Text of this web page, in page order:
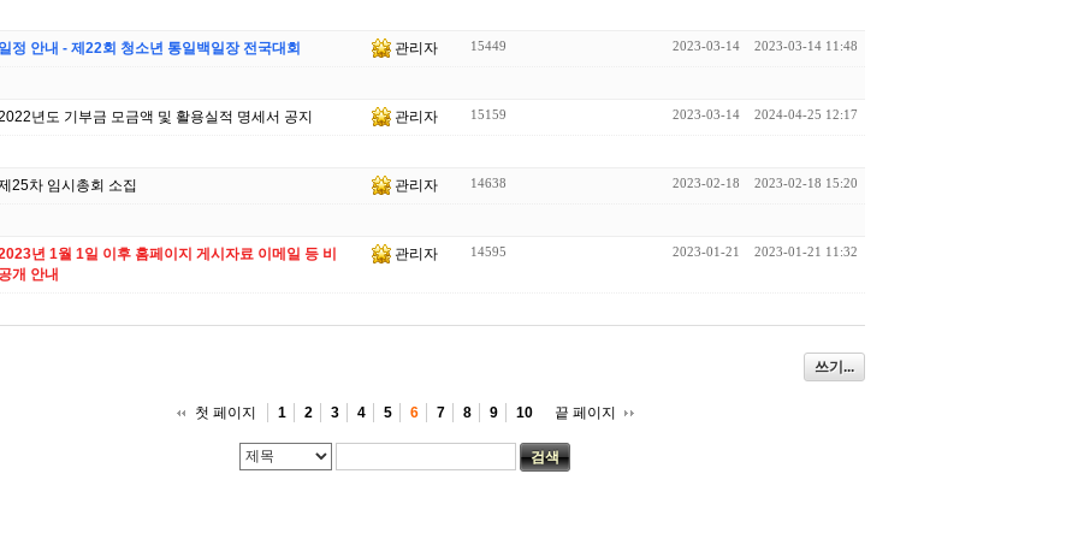
일정 안내 - 제22회 청소년 통일백일장 전국대회 관리자 15449 2023-03-14 2023-03-14 11:48
년도 기부금 모금액 및 활용실적 명세서 공지 관리자 15159 2023-03-14 2024-04-25 12:17
25차 임시총회 소집 관리자 14638 2023-02-18 2023-02-18 15:20
년 1월 1일 이후 홈페이지 게시자료 이메일 등 비
공개 안내
관리자 14595 2023-01-21 2023-01-21 11:32
쓰기...
첫 페이지 1 2 3 4 5 6 7 8 9 10 끝 페이지
검색